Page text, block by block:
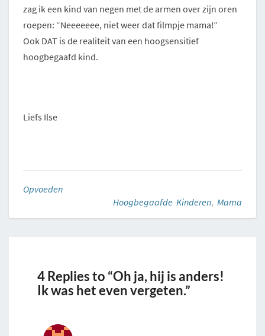
zag ik een kind van negen met de armen over zijn oren
roepen: “Neeeeeee, niet weer dat filmpje mama!”
Ook DAT is de realiteit van een hoogsensitief
hoogbegaafd kind.
Liefs Ilse
Opvoeden
Hoogbegaafde Kinderen, Mama
4 Replies to “Oh ja, hij is anders!
Ik was het even vergeten.”